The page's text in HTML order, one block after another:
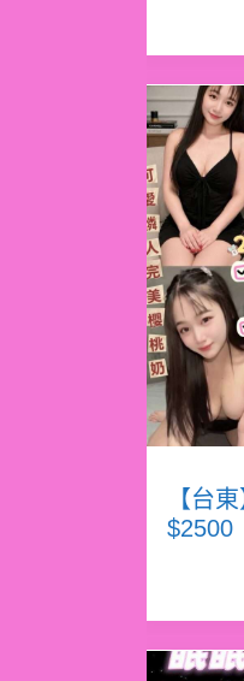
【台
$2500